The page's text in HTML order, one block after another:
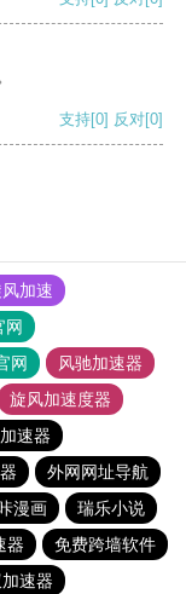
支持[0] 反对[0]
加速
网
网
风驰加速器
旋风加速度器
速器
外网网址导航
漫画
瑞乐小说
器
免费跨墙软件
速器